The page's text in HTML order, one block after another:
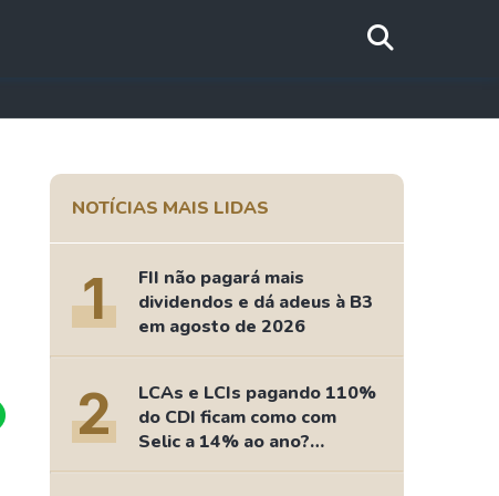
NOTÍCIAS MAIS LIDAS
1
FII não pagará mais
dividendos e dá adeus à B3
em agosto de 2026
2
LCAs e LCIs pagando 110%
do CDI ficam como com
Selic a 14% ao ano?
Fizemos as contas